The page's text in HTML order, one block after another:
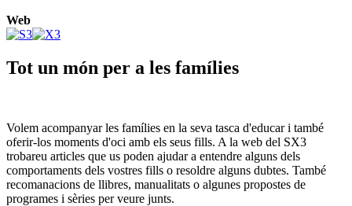
Web
Tot un món per a les famílies
Volem acompanyar les famílies en la seva tasca d'educar i també
oferir-los moments d'oci amb els seus fills. A la web del SX3
trobareu articles que us poden ajudar a entendre alguns dels
comportaments dels vostres fills o resoldre alguns dubtes. També
recomanacions de llibres, manualitats o algunes propostes de
programes i sèries per veure junts.